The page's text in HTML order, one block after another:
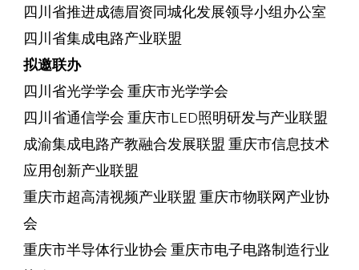
四川省推进成德眉资同城化发展领导小组办公室
四川省集成电路产业联盟
拟邀联办
四川省光学学会 重庆市光学学会
四川省通信学会 重庆市LED照明研发与产业联盟
成渝集成电路产教融合发展联盟 重庆市信息技术
应用创新产业联盟
重庆市超高清视频产业联盟 重庆市物联网产业协
会
重庆市半导体行业协会 重庆市电子电路制造行业